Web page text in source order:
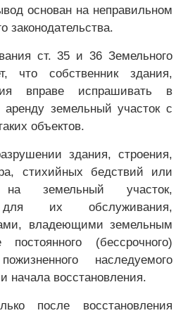
основан на неправильном
законодательства.
ст. 35 и 36 Земельного
что собственник здания,
вправе испрашивать в
земельный участок с
объектов.
здания, строения,
стихийных бедствий или
земельный участок,
для их обслуживания,
владеющими земельным
(бессрочного)
наследуемого
начала восстановления.
после восстановления